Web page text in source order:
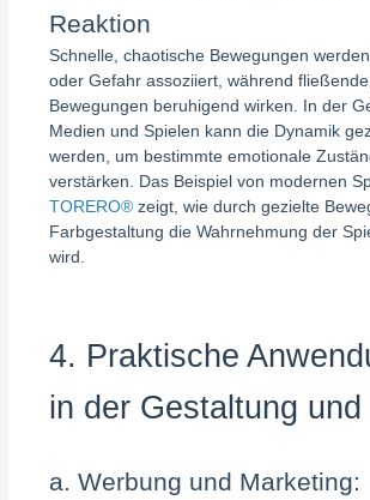
Reaktion
Schnelle, chaotische Bewegungen
oder Gefahr assoziiert, während
Bewegungen beruhigend wirken. In der
Medien und Spielen kann die Dynamik
werden, um bestimmte emotionale
verstärken. Das Beispiel von modernen
TORERO® zeigt, wie durch gezielte
Farbgestaltung die Wahrnehmung der
wird.
4. Praktische
in der Gestaltung und
a. Werbung und Marketing: